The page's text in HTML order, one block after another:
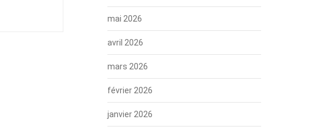
mai 2026
avril 2026
mars 2026
février 2026
janvier 2026